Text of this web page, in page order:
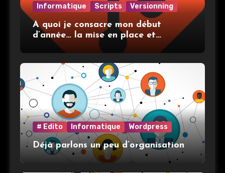
Informatique Scripts Versionning
A quoi je consacre mon début
d’année… la mise en place et
l’utilisation de git
# Edito Informatique Wordpress
Déjà parlons un peu d’organisation